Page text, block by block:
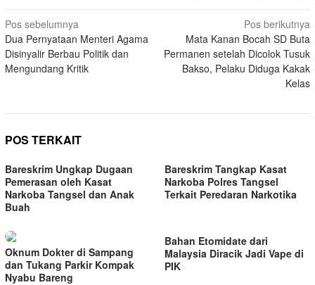
Navigasi
pos
Pos sebelumnya
Dua Pernyataan Menteri Agama
Disinyalir Berbau Politik dan
Mengundang Kritik
Pos berikutnya
Mata Kanan Bocah SD Buta
Permanen setelah Dicolok Tusuk
Bakso, Pelaku Diduga Kakak
Kelas
POS TERKAIT
Bareskrim Ungkap Dugaan
Pemerasan oleh Kasat
Narkoba Tangsel dan Anak
Buah
Bareskrim Tangkap Kasat
Narkoba Polres Tangsel
Terkait Peredaran Narkotika
Oknum Dokter di Sampang
dan Tukang Parkir Kompak
Nyabu Bareng
Bahan Etomidate dari
Malaysia Diracik Jadi Vape di
PIK